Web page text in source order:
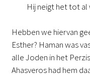
Hij neigt het tot al
Hebben we hiervan
Esther? Haman was
alle Joden in het
Ahasveros had hem